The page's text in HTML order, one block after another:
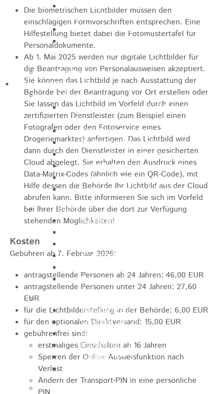
Evangelisch - Freikirchliche
Gemeinde
Kath. Kirchengemeinde St. Bernhard
Kath. Kirchengemeinde Mariä
Himmelfahrt Lautern
Stadtarchiv
Bauen / Wirtschaft
Allgemein
Energiegenossenschaft Rosenstein
eG
IHK Ostwürttemberg
WiRO Ostwürttemberg
Geoportal Ostwürttemberg
Wirtschaftsclub Ostwürttemberg
Arbeitsagentur
Gewerbe- und Handelsverein
Bauen
Bauleitplanung
Wohnbauplätze
Soziale Stadt
Hauptstraße 31
Gmünder Str. 29
Raiffeisenstraße 10
Hauptstraße 30
Gmünder Str. 5
Die biometrischen Lichtbilder müssen den
einschlägigen Formvorschriften entsprechen. Eine
Hilfestellung bietet dabei die Fotomustertafel für
Personaldokumente.
Ab 1. Mai 2025 werden nur digitale Lichtbilder für
die Beantragung von Personalausweisen akzeptiert.
Sie können das Lichtbild je nach Ausstattung der
Behörde bei der Beantragung vor Ort erstellen oder
Sie lassen das Lichtbild im Vorfeld durch einen
zertifizierten Dienstleister (zum Beispiel einen
Fotografen oder den Fotoservice eines
Drogeriemarktes) anfertigen. Das Lichtbild wird
dann durch den Dienstleister in einer gesicherten
Cloud abgelegt. Sie erhalten den Ausdruck eines
Data-Matrix-Codes (ähnlich wie ein QR-Code), mit
Hilfe dessen die Behörde Ihr Lichtbild aus der Cloud
abrufen kann. Bitte informieren Sie sich im Vorfeld
bei Ihrer Behörde über die dort zur Verfügung
stehenden Möglichkeiten!
Kosten
Gebühren ab 7. Februar 2026:
antragstellende Personen ab 24 Jahren: 46,00 EUR
antragstellende Personen unter 24 Jahren: 27,60
EUR
für die Lichtbilderstellung in der Behörde: 6,00 EUR
für den optionalen Direktversand: 15,00 EUR
gebührenfrei sind:
erstmaliges Einschalten ab 16 Jahren
Sperren der Online-Ausweisfunktion nach
Verlust
Ändern der Transport-PIN in eine persönliche